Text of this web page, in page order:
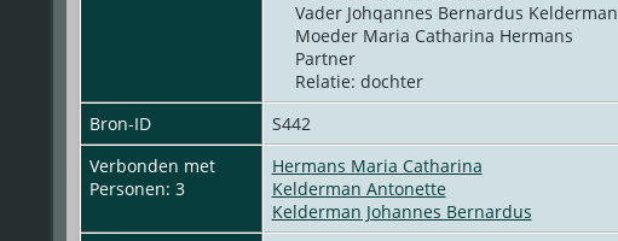
Vader Johqannes Bernardus Kelderman
Moeder Maria Catharina Hermans
Partner
Relatie: dochter
Bron-ID
S442
Verbonden met
Personen: 3
Hermans Maria Catharina
Kelderman Antonette
Kelderman Johannes Bernardus